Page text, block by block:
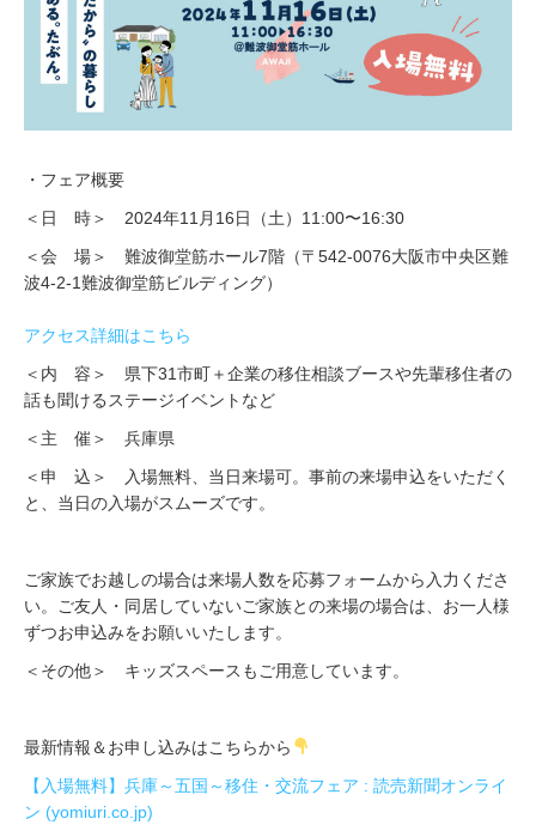
・フェア概要
＜日 時＞ 2024年11月16日（土）11:00〜16:30
＜会 場＞ 難波御堂筋ホール7階（〒542-0076大阪市中央区難
波4-2-1難波御堂筋ビルディング）
アクセス詳細はこちら
＜内 容＞ 県下31市町＋企業の移住相談ブースや先輩移住者の
話も聞けるステージイベントなど
＜主 催＞ 兵庫県
＜申 込＞ 入場無料、当日来場可。事前の来場申込をいただく
と、当日の入場がスムーズです。
ご家族でお越しの場合は来場人数を応募フォームから入力くださ
い。ご友人・同居していないご家族との来場の場合は、お一人様
ずつお申込みをお願いいたします。
＜その他＞ キッズスペースもご用意しています。
最新情報＆お申し込みはこちらから
【入場無料】兵庫～五国～移住・交流フェア : 読売新聞オンライ
ン (yomiuri.co.jp)